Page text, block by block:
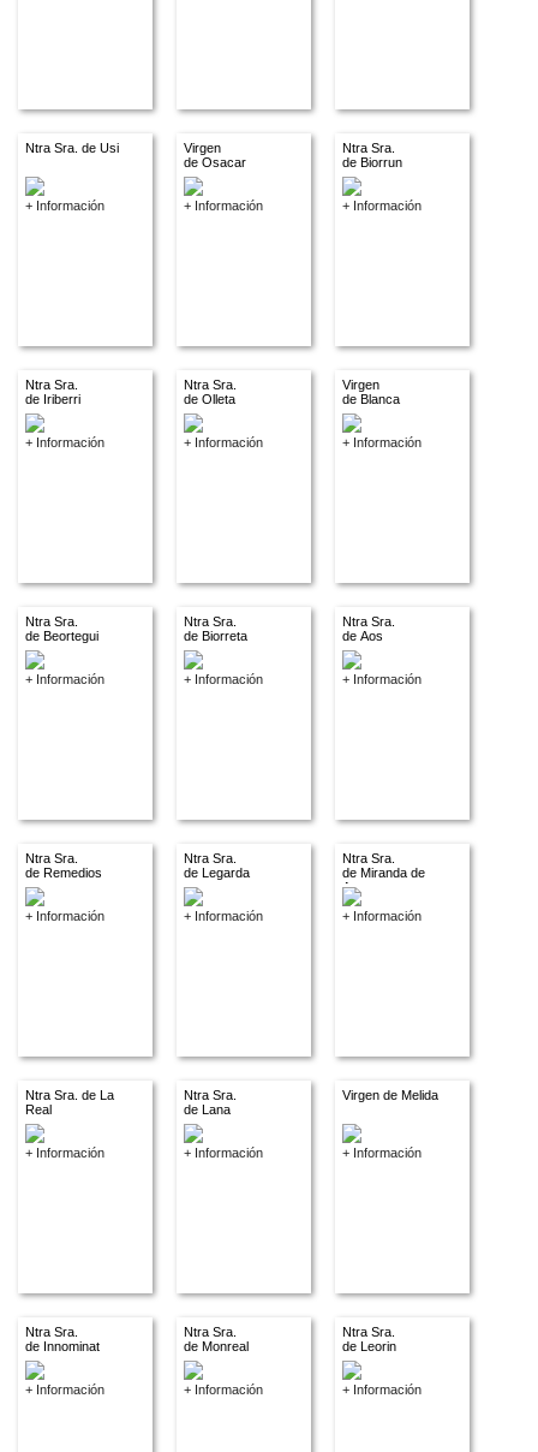
Ntra Sra. de Usi
+ Información
Virgen
de Osacar
+ Información
Ntra Sra.
de Biorrun
+ Información
Ntra Sra.
de Iriberri
+ Información
Ntra Sra.
de Olleta
+ Información
Virgen
de Blanca
+ Información
Ntra Sra.
de Beortegui
+ Información
Ntra Sra.
de Biorreta
+ Información
Ntra Sra.
de Aos
+ Información
Ntra Sra.
de Remedios
+ Información
Ntra Sra.
de Legarda
+ Información
Ntra Sra.
de Miranda de
Arga
+ Información
Ntra Sra. de La
Real
+ Información
Ntra Sra.
de Lana
+ Información
Virgen de Melida
+ Información
Ntra Sra.
de Innominat
+ Información
Ntra Sra.
de Monreal
+ Información
Ntra Sra.
de Leorin
+ Información